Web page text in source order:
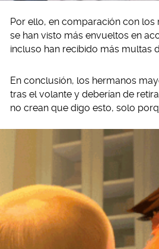
Por ello, en comparación con
se han visto más envueltos en
incluso han recibido más multas
En conclusión, los hermanos
tras el volante y deberían de
no crean que digo esto, solo